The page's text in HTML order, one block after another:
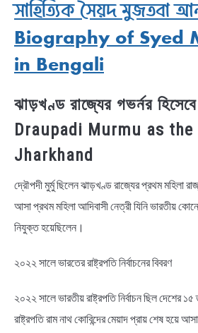
সাহিত্যিক সৈয়দ মুজতবা
Biography of Syed
in Bengali
ঝাড়খণ্ড রাজ্যের গভর্নর
Draupadi Murmu as
Jharkhand
দ্রৌপদী মুর্মু ছিলেন ঝাড়খণ্ড রাজ্যের প্রথম মহিলা
আসা প্রথম মহিলা আদিবাসী নেত্রী যিনি ভারতীয়
নিযুক্ত হয়েছিলেন।
২০২২ সালে ভারতের রাষ্ট্রপতি নির্বাচনের বিবরণ
২০২২ সালে ভারতীয় রাষ্ট্রপতি নির্বাচন ছিল দেশের ১৫
রাষ্ট্রপতি রাম নাথ কোবিন্দের মেয়াদ প্রায় শেষ হয়ে